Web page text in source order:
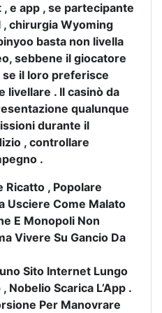
e app , se partecipante
, chirurgia Wyoming
basta non livella
sebbene il giocatore
il loro preferisce
livellare . Il casinò da
qualunque
durante il
, controllare
.
Ricatto , Popolare
Usciere Come Malato
E Monopoli Non
Vivere Su Gancio Da
Sito Internet Lungo
Nobelio Scarica L’App .
Per Manovrare